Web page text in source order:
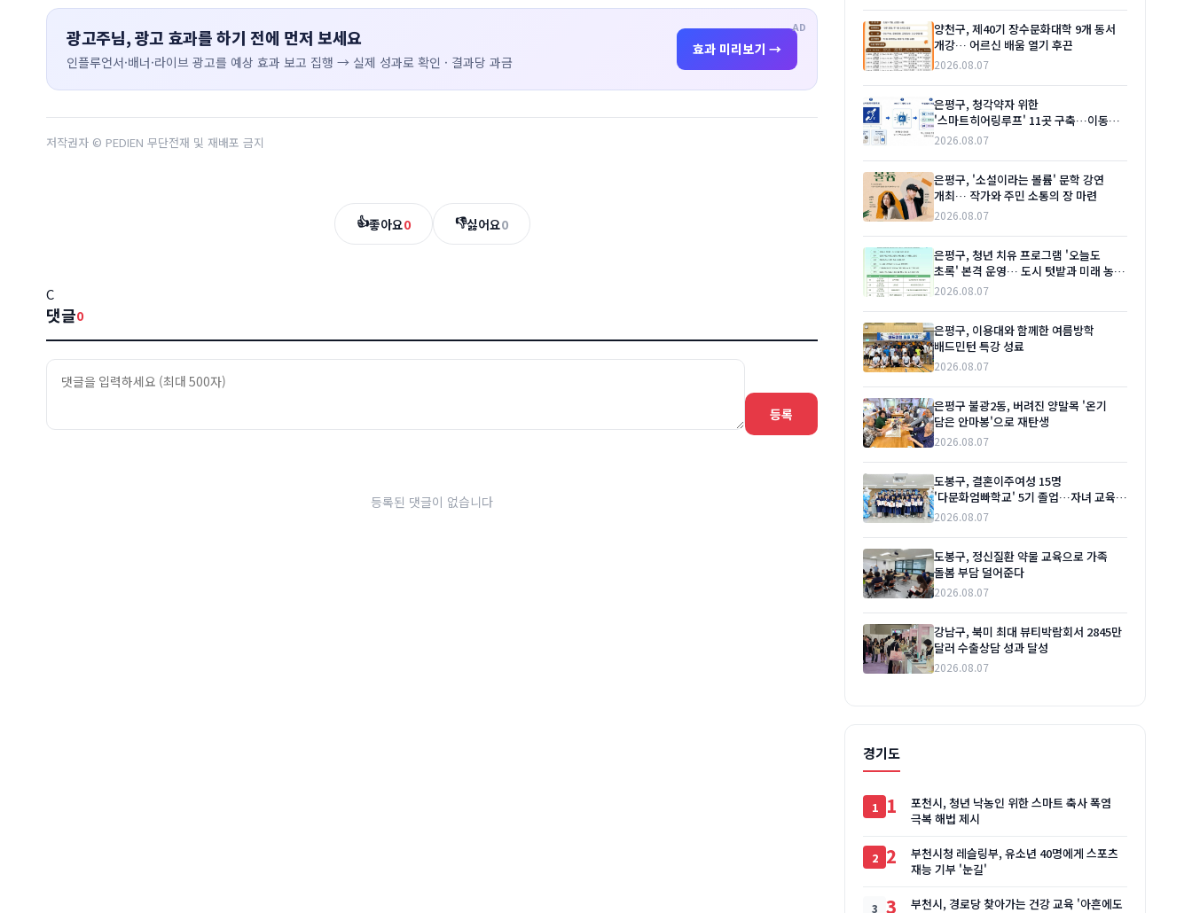
AD
광고주님, 광고 효과를 하기 전에 먼저 보세요
인플루언서·배너·라이브 광고를 예상 효과 보고 집행 → 실제 성과로 확인 · 결과당 과금
효과 미리보기 →
저작권자 © PEDIEN 무단전재 및 재배포 금지
👍좋아요0 👎싫어요0
C
댓글0
등록
등록된 댓글이 없습니다
양천구, 제40기 장수문화대학 9개 동서
개강… 어르신 배움 열기 후끈
2026.08.07
은평구, 청각약자 위한
'스마트히어링루프' 11곳 구축…이동
편의 높인다
2026.08.07
은평구, '소설이라는 볼륨' 문학 강연
개최… 작가와 주민 소통의 장 마련
2026.08.07
은평구, 청년 치유 프로그램 '오늘도
초록' 본격 운영… 도시 텃밭과 미래 농업
체험 결합
2026.08.07
은평구, 이용대와 함께한 여름방학
배드민턴 특강 성료
2026.08.07
은평구 불광2동, 버려진 양말목 '온기
담은 안마봉'으로 재탄생
2026.08.07
도봉구, 결혼이주여성 15명
'다문화엄빠학교' 5기 졸업…자녀 교육
이해 넓혀
2026.08.07
도봉구, 정신질환 약물 교육으로 가족
돌봄 부담 덜어준다
2026.08.07
강남구, 북미 최대 뷰티박람회서 2845만
달러 수출상담 성과 달성
2026.08.07
경기도
1
포천시, 청년 낙농인 위한 스마트 축사 폭염
극복 해법 제시
2
부천시청 레슬링부, 유소년 40명에게 스포츠
재능 기부 '눈길'
3
부천시, 경로당 찾아가는 건강 교육 '아흔에도